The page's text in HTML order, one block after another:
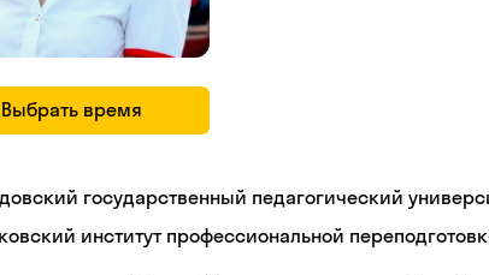
Выбрать время
государственный педагогический
институт профессиональной